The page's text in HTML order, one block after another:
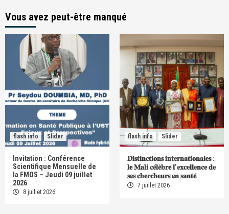
Vous avez peut-être manqué
flash info Slider
Invitation : Conférence
Scientifique Mensuelle de
la FMOS – Jeudi 09 juillet
2026
8 juillet 2026
flash info Slider
𝐃𝐢𝐬𝐭𝐢𝐧𝐜𝐭𝐢𝐨𝐧𝐬 𝐢𝐧𝐭𝐞𝐫𝐧𝐚𝐭𝐢𝐨𝐧𝐚𝐥𝐞𝐬 :
𝐥𝐞 𝐌𝐚𝐥𝐢 𝐜𝐞́𝐥𝐞̀𝐛𝐫𝐞 𝐥’𝐞𝐱𝐜𝐞𝐥𝐥𝐞𝐧𝐜𝐞 𝐝𝐞
𝐬𝐞𝐬 𝐜𝐡𝐞𝐫𝐜𝐡𝐞𝐮𝐫𝐬 𝐞𝐧 𝐬𝐚𝐧𝐭𝐞́
7 juillet 2026